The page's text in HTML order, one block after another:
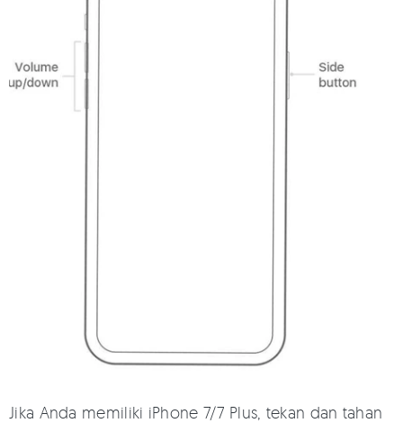
Jika Anda memiliki iPhone 7/7 Plus, tekan dan tahan